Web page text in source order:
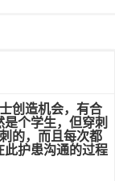
创造机会，有合
个学生，但穿刺
的，而且每次都
此护患沟通的过程